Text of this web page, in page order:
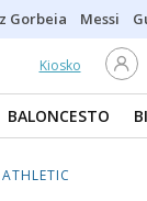
Gorbeia Messi
Kiosko
BALONCESTO